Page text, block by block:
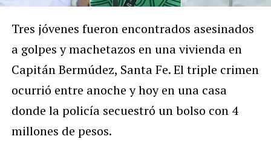
Tres jóvenes fueron encontrados asesinados
a golpes y machetazos en una vivienda en
Capitán Bermúdez, Santa Fe. El triple crimen
ocurrió entre anoche y hoy en una casa
donde la policía secuestró un bolso con 4
millones de pesos.